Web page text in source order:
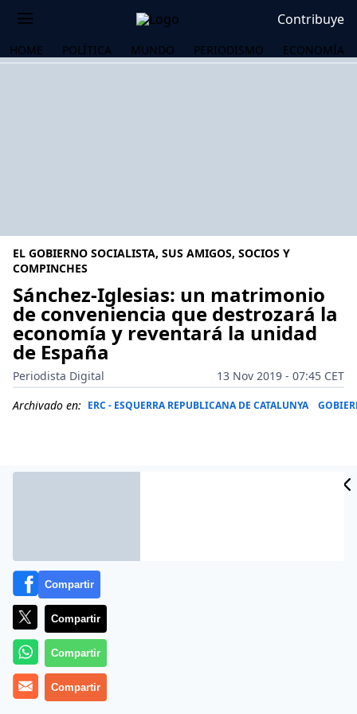
Contribuye
HOME POLÍTICA MUNDO PERIODISMO ECONOMÍA
EL GOBIERNO SOCIALISTA, SUS AMIGOS, SOCIOS Y
COMPINCHES
Sánchez-Iglesias: un matrimonio
de conveniencia que destrozará la
economía y reventará la unidad
de España
Periodista Digital
13 Nov 2019 - 07:45 CET
Archivado en: ERC - ESQUERRA REPUBLICANA DE CATALUNYA
Más información
Compartir
Compartir
Compartir
Compartir